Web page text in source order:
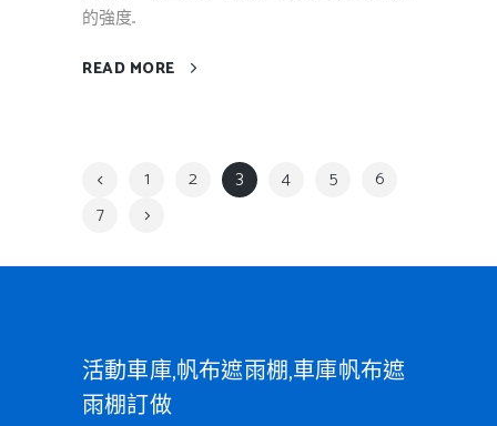
的強度...
READ MORE
1 2 3 4 5
6
7
活動車庫,帆布遮雨棚,車庫帆布遮
雨棚訂做